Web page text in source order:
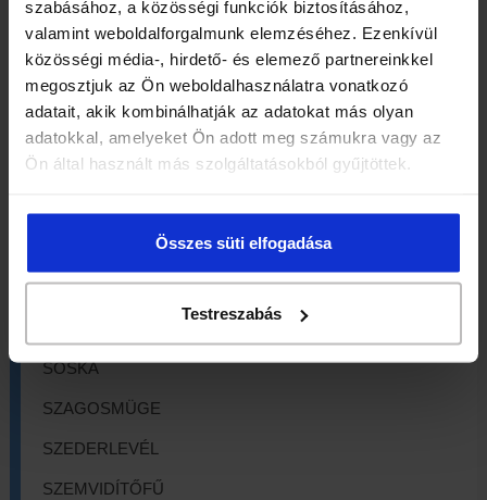
szabásához, a közösségi funkciók biztosításához,
valamint weboldalforgalmunk elemzéséhez. Ezenkívül
közösségi média-, hirdető- és elemező partnereinkkel
megosztjuk az Ön weboldalhasználatra vonatkozó
adatait, akik kombinálhatják az adatokat más olyan
adatokkal, amelyeket Ön adott meg számukra vagy az
Ön által használt más szolgáltatásokból gyűjtöttek.
Összes süti elfogadása
Testreszabás
PALÁSTFŰ
PÁRLÓFŰ
PEMETEFŰ, ORVOSI
RAGADÓS GALAJFŰ
ROZMARING LEVÉL
SÓSKA
SZAGOSMÜGE
SZEDERLEVÉL
SZEMVIDÍTŐFŰ